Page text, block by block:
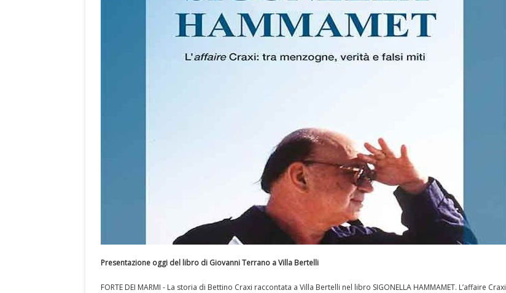
Presentazione oggi del libro di Giovanni Terrano a Villa Bertelli
FORTE DEI MARMI - La storia di Bettino Craxi raccontata a Villa Bertelli nel libro SIGONELLA HAMMAMET. L’affaire Craxi